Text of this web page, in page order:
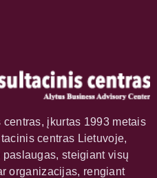
įkurtas 1993 metais
centras Lietuvoje,
steigiant visų
organizacijas, rengiant